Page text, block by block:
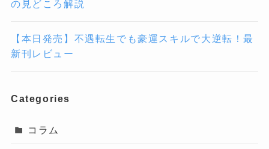
の見どころ解説
【本日発売】不遇転生でも豪運スキルで大逆転！最
新刊レビュー
Categories
コラム